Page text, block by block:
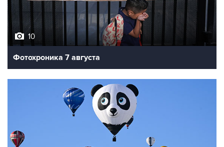
10
Фотохроника 7 августа